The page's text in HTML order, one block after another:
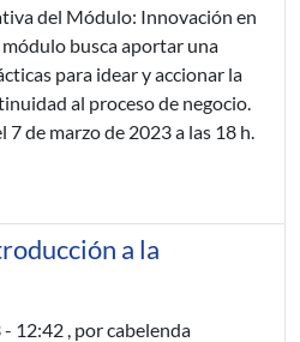
del Módulo: Innovación en
busca aportar una
para idear y accionar la
al proceso de negocio.
7 de marzo de 2023 a las 18 h.
a la
12:42 , por cabelenda